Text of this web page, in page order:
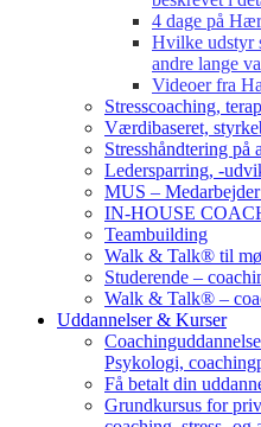
4 dage på
Hvilke udstyr
andre lange
Videoer fra
Stresscoaching,
Værdibaseret,
Stresshåndtering på
Ledersparring, -
MUS –
IN-HOUSE
Teambuilding
Walk & Talk® til
Studerende –
Walk & Talk® –
Uddannelser & Kurser
Psykologi,
Få betalt din
Grundkursus for